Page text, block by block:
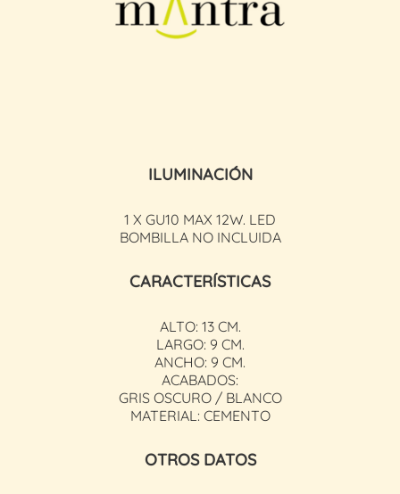
ILUMINACIÓN
1 X GU10 MAX 12W. LED
BOMBILLA NO INCLUIDA
CARACTERÍSTICAS
ALTO: 13 CM.
LARGO: 9 CM.
ANCHO: 9 CM.
ACABADOS:
GRIS OSCURO / BLANCO
MATERIAL: CEMENTO
OTROS DATOS